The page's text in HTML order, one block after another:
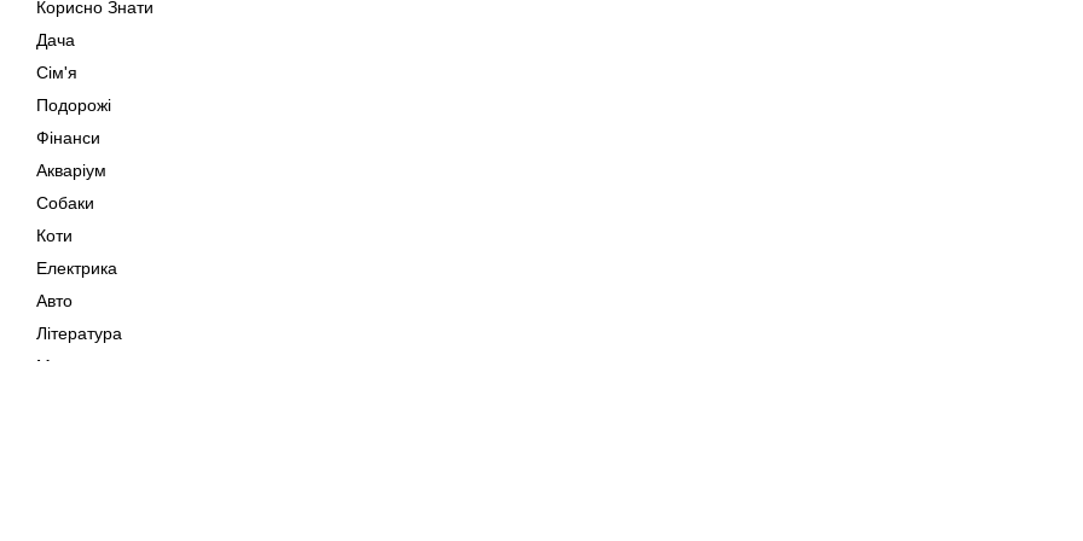
Корисно Знати
Дача
Сім'я
Подорожі
Фінанси
Акваріум
Собаки
Коти
Електрика
Авто
Література
Музика